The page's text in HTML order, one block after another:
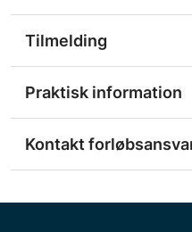
Tilmelding
Praktisk information
Kontakt